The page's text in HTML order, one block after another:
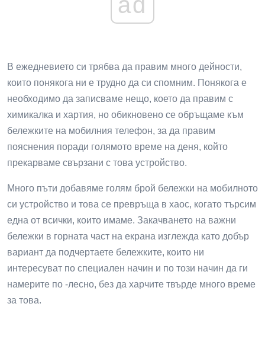
В ежедневието си трябва да правим много дейности,
които понякога ни е трудно да си спомним. Понякога е
необходимо да записваме нещо, което да правим с
химикалка и хартия, но обикновено се обръщаме към
бележките на мобилния телефон, за да правим
пояснения поради голямото време на деня, който
прекарваме свързани с това устройство.
Много пъти добавяме голям брой бележки на мобилното
си устройство и това се превръща в хаос, когато търсим
една от всички, които имаме. Закачването на важни
бележки в горната част на екрана изглежда като добър
вариант да подчертаете бележките, които ни
интересуват по специален начин и по този начин да ги
намерите по -лесно, без да харчите твърде много време
за това.